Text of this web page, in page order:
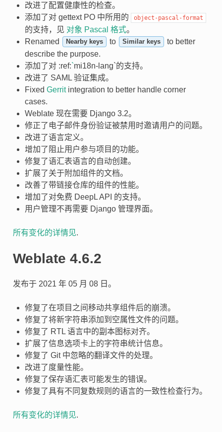
改进了配置健康性的检查。
添加了对 gettext PO 中所用的
object-pascal-format
的支持，见 对象 Pascal 格式。
Renamed
Nearby keys to Similar keys
to better
describe the purpose.
添加了对 :ref:`mi18n-lang`的支持。
改进了 SAML 验证集成。
Fixed Gerritintegration to better handle corner
cases.
Weblate 现在需要 Django 3.2。
修正了电子邮件身份验证被禁用时邀请用户的问题。
改进了语言定义。
增加了阻止用户参与项目的功能。
修复了语汇表语言的自动创建。
扩展了关于附加组件的文档。
改善了带链接仓库的组件的性能。
增加了对免费 DeepL API 的支持。
用户管理不再需要 Django 管理界面。
所有变化的详情见.
Weblate 4.6.2
发布于 2021 年 05 月 08 日。
修复了在项目之间移动共享组件后的崩溃。
修复了将新字符串添加到空属性文件的问题。
修复了 RTL 语言中的副本图标对齐。
扩展了信息选项卡上的字符串统计信息。
修复了 Git 中忽略的翻译文件的处理。
改进了度量性能。
修复了保存语汇表可能发生的错误。
修复了具有不同复数规则的语言的一致性检查行为。
所有变化的详情见.